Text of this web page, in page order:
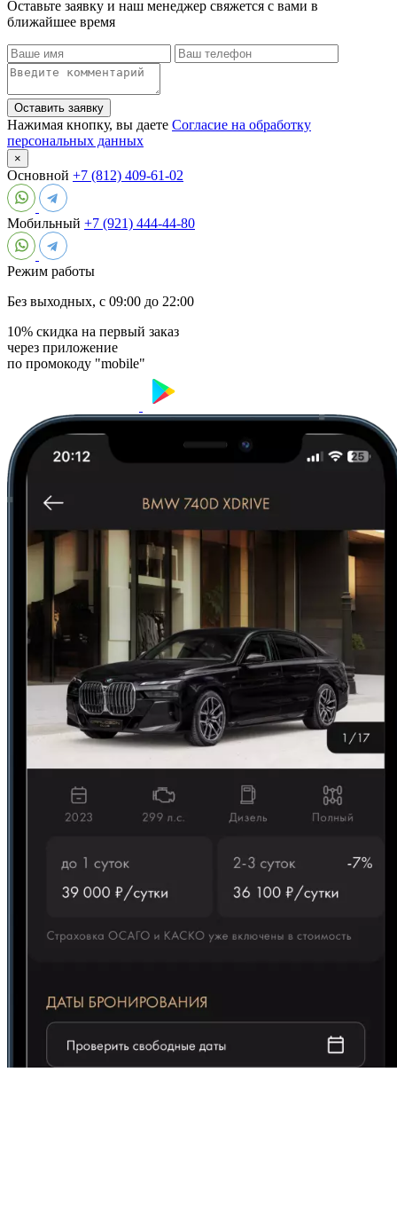
Оставьте заявку и наш менеджер свяжется с вами в
ближайшее время
Оставить заявку
Нажимая кнопку, вы даете Согласие на обработку
персональных данных
×
Основной +7 (812) 409-61-02
Мобильный +7 (921) 444-44-80
Режим работы
Без выходных, с 09:00 до 22:00
10% скидка на первый заказ
через приложение
по промокоду "mobile"